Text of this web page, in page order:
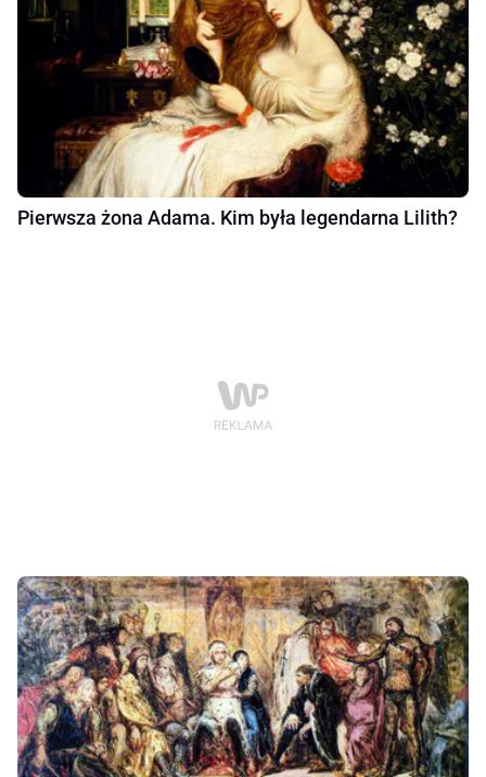
Pierwsza żona Adama. Kim była legendarna Lilith?